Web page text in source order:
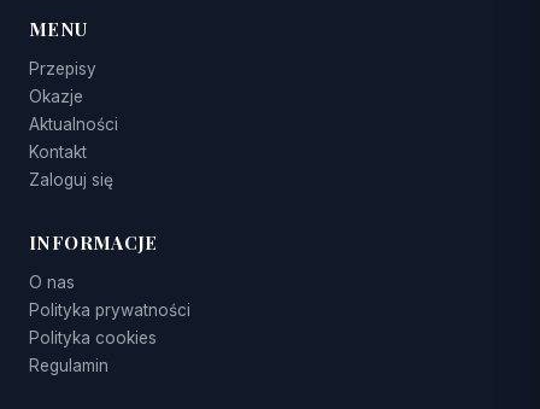
MENU
Przepisy
Okazje
Aktualności
Kontakt
Zaloguj się
INFORMACJE
O nas
Polityka prywatności
Polityka cookies
Regulamin